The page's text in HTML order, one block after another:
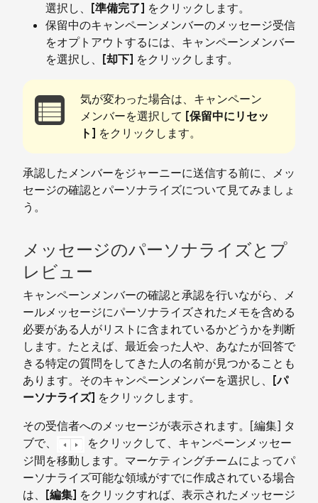
選択し、
[準備完了] をクリックします。
保留中のキャンペーンメンバーのメッセージ受信
をオプトアウトするには、キャンペーンメンバー
を選択し、
[却下] をクリックします。
気が変わった場合は、キャンペーン
メンバーを選択して [保留中にリセッ
ト] をクリックします。
承認したメンバーをジャーニーに送信する前に、メッ
セージの確認とパーソナライズについて見てみましょ
う。
メッセージのパーソナライズとプ
レビュー
キャンペーンメンバーの確認と承認を行いながら、メ
ールメッセージにパーソナライズされたメモを含める
必要がある人がリストに含まれているかどうかを判断
します。たとえば、最近会った人や、あなたが回答で
きる特定の質問をしてきた人の名前が見つかることも
あります。そのキャンペーンメンバーを選択し、
[パ
ーソナライズ] をクリックします。
その受信者へのメッセージが表示されます。[編集] タ
ブで、
をクリックして、キャンペーンメッセー
ジ間を移動します。マーケティングチームによってパ
ーソナライズ可能な領域がすでに作成されている場合
は、 [編集] をクリックすれば、表示されたメッセージ